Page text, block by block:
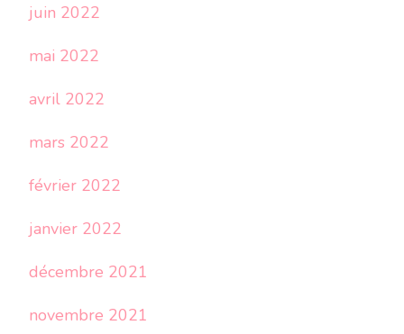
juin 2022
mai 2022
avril 2022
mars 2022
février 2022
janvier 2022
décembre 2021
novembre 2021